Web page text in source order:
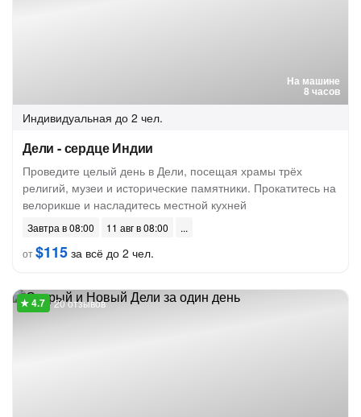
На машине
8 часов
Индивидуальная до 2 чел.
Дели - сердце Индии
Проведите целый день в Дели, посещая храмы трёх
религий, музеи и исторические памятники. Прокатитесь на
велорикше и насладитесь местной кухней
Завтра в 08:00
11 авг в 08:00
от$115 за всё до 2 чел.
20 отзывов